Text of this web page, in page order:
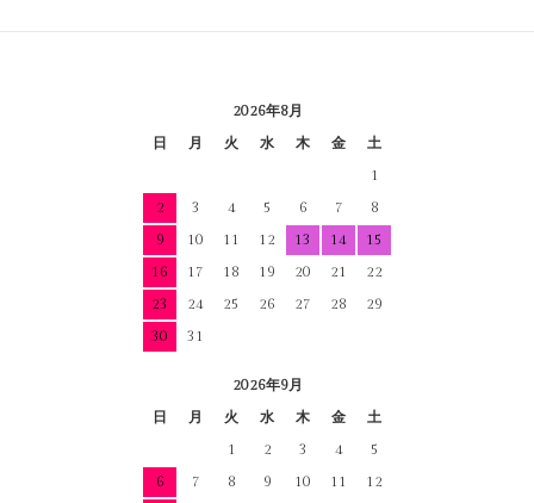
2026年8月
日
月 火 水 木 金
土
1
2
3 4 5 6 7
8
9
10 11 12 13 14
15
16
17 18 19 20 21
22
23
24 25 26 27 28
29
30
31
2026年9月
日
月 火 水 木 金
土
1
2 3 4
5
6
7 8 9 10 11
12